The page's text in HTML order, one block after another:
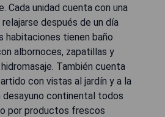
Cada unidad cuenta con una
después de un día
habitaciones tienen baño
albornoces, zapatillas y
También cuenta
con vistas al jardín y a la
desayuno continental todos
por productos frescos